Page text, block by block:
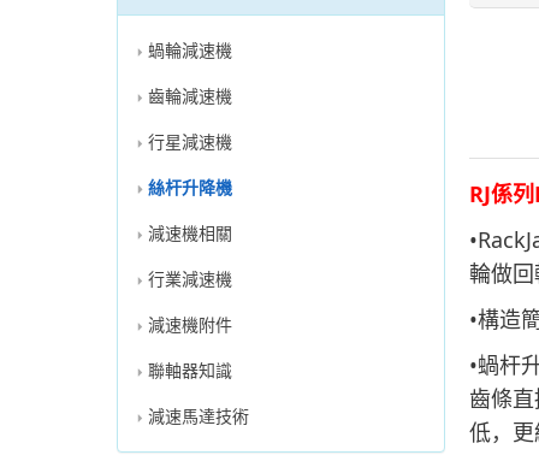
蝸輪減速機
齒輪減速機
行星減速機
絲杆升降機
減速機相關
行業減速機
減速機附件
聯軸器知識
減速馬達技術
RJ係
輪做
•構造
•蝸杆
齒條
低，